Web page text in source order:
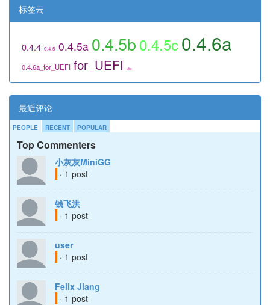
标签云
0.4.4 0.4.5 0.4.5a 0.4.5b 0.4.5c0.4.6a
0.4.6a_for_UEFI for_UEFI utils
最近评论
PEOPLE RECENT POPULAR
Top Commenters
小灰灰MiniGG
· 1 post
钱飞洪
· 1 post
user
· 1 post
Felix Jiang
· 1 post